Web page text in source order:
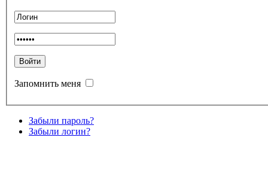
Запомнить меня
Забыли пароль?
Забыли логин?